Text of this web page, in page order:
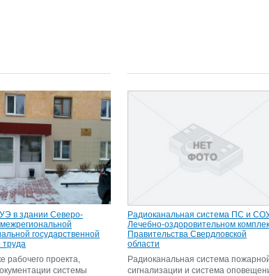
в здании Северо-
государственной
труда
рабочего проекта,
системы
Радиоканальная система ПС и
Лечебно-оздоровительном
Правительства Свердловской
области
Радиоканальная система
сигнализации и система